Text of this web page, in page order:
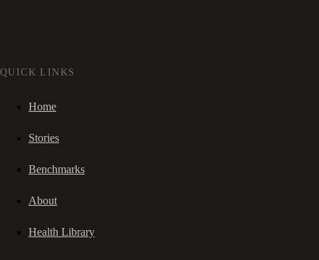
QUICK LINKS
Home
Stories
Benchmarks
About
Health Library